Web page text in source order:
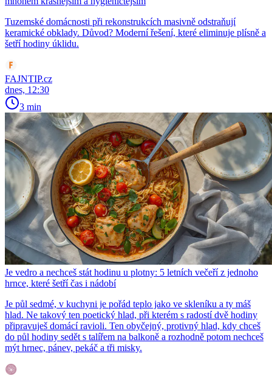
Tuzemské domácnosti při rekonstrukcích masivně odstraňují
keramické obklady. Důvod? Moderní řešení, které eliminuje plísně a
šetří hodiny úklidu.
FAJNTIP.cz
dnes, 12:30
3 min
Je vedro a nechceš stát hodinu u plotny: 5 letních večeří z jednoho
hrnce, které šetří čas i nádobí
Je půl sedmé, v kuchyni je pořád teplo jako ve skleníku a ty máš
hlad. Ne takový ten poetický hlad, při kterém s radostí dvě hodiny
připravuješ domácí ravioli. Ten obyčejný, protivný hlad, kdy chceš
do půl hodiny sedět s talířem na balkoně a rozhodně potom nechceš
mýt hrnec, pánev, pekáč a tři misky.